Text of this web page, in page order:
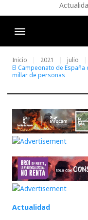
Inicio 2021 julio
El Campeonato de
millar de personas
Actualidad